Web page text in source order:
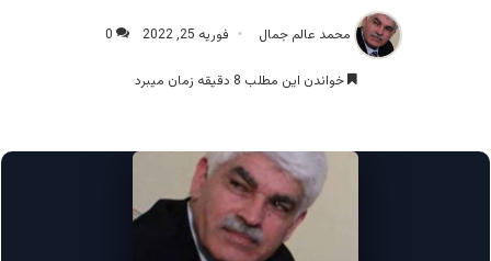
محمد عالم جمال فوریه 25, 2022 0
خواندن این مطلب 8 دقیقه زمان میبرد